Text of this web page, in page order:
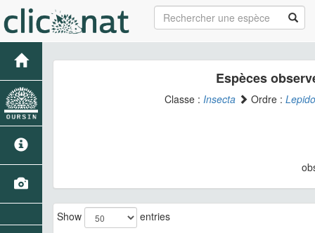
Espèces
Classe : Insecta Ordre :
Show entries